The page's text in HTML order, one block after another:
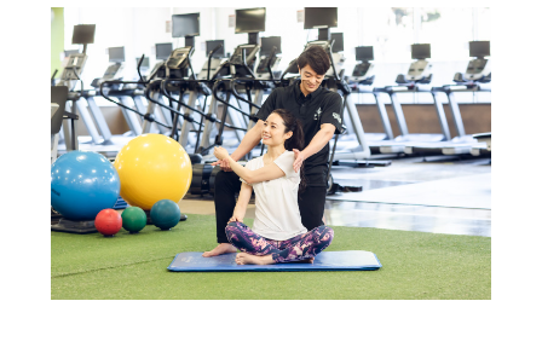
may
not
be
an
accurate
translation.
The